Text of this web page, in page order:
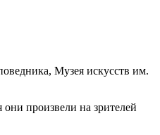
Музея искусств им.
произвели на зрителей